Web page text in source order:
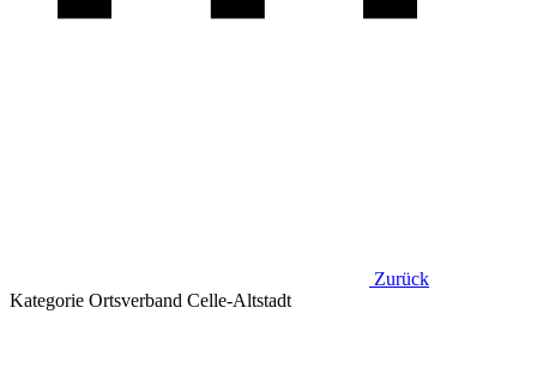
Zurück
Kategorie Ortsverband Celle-Altstadt